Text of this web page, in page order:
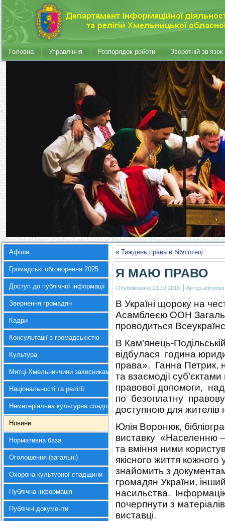
Головна Управління Розпорядок роботи Зворотній зв’язок
Афіша
Громадські обговорення 2025
Доступ до публічної інформації
Звернення громадян
Кадри
Консультації з громадськістю
Культура
Митці Хмельниччини захисникам України
Національності та релігії
Нематеріальна культурна спадщина
Новини
Нормативна база
Оголошення (загальні)
Охорона культурної спадщини
Публічна інформація
Публічні документи
« Тиждень права в бібліотеці
Я МАЮ ПРАВО
Опубліковано 21.12.2018 | Автор
В Україні щороку на
Асамблеєю ООН
проводиться
В Кам’янець-
відбулася година
права». Ганна Петрик,
та взаємодії
правової допомоги,
по безоплатну правову
доступною для жителів
Юлія Воронюк,
виставку «Населенню
та вміння ними
якісного життя кожного
знайомить з
громадян України,
насильства.
почерпнути з
виставці.